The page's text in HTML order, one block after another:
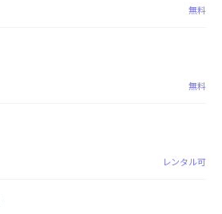
無料
無料
レンタル可